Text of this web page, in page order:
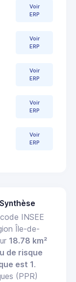
Voir
ERP
Voir
ERP
Voir
ERP
Voir
ERP
Voir
ERP
INSEE
Île-de-
18.78 km²
de risque
est 1.
(PPR)